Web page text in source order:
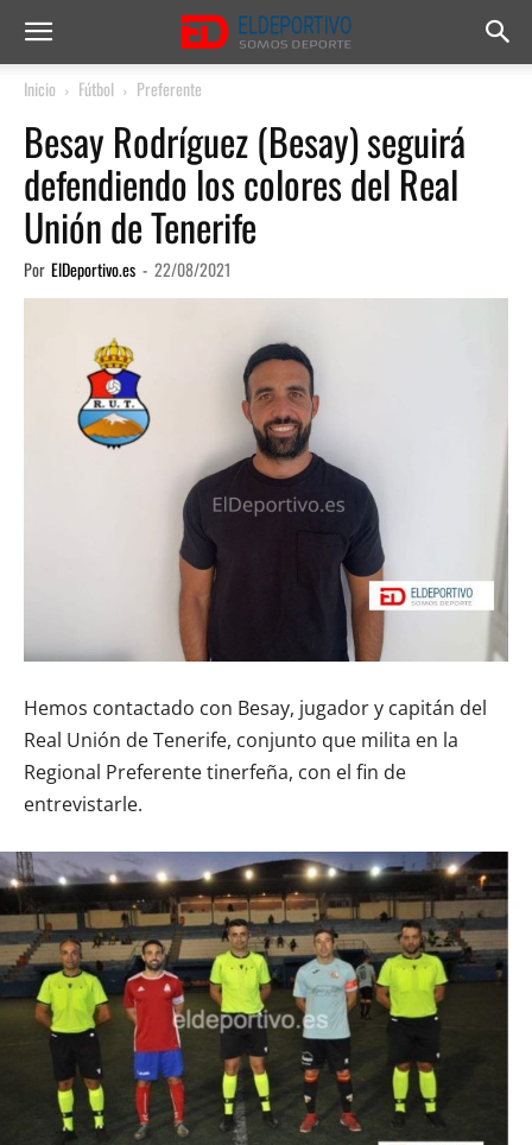
Inicio Fútbol Preferente
Besay Rodríguez (Besay) seguirá
defendiendo los colores del Real
Unión de Tenerife
Por ElDeportivo.es - 22/08/2021
Hemos contactado con Besay, jugador y capitán del
Real Unión de Tenerife, conjunto que milita en la
Regional Preferente tinerfeña, con el fin de
entrevistarle.